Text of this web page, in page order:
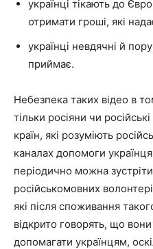
українці тікають до
отримати гроші, які
українці невдячні й
приймає.
Небезпека таких відео в
тільки росіяни чи
країн, які розуміють
каналах допомоги
періодично можна
російськомовних
які після споживання
відкрито говорять, що
допомагати українцям,